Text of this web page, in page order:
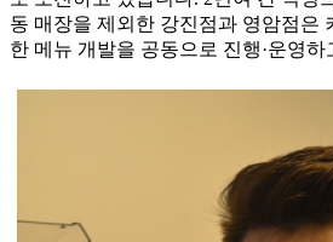
동 매장을 제외한 강진점과 영암점은
한 메뉴 개발을 공동으로 진행·운영하